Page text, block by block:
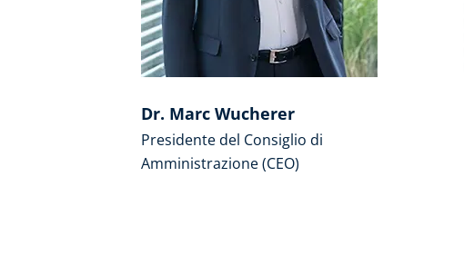
Dr. Marc Wucherer
Presidente del Consiglio di
Amministrazione (CEO)